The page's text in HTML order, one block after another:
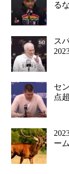
る
ス
セ
点
ー